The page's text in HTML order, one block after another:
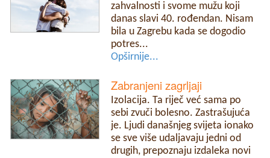
zahvalnosti i svome mužu koji
danas slavi 40. rođendan. Nisam
bila u Zagrebu kada se dogodio
potres...
Opširnije...
Zabranjeni zagrljaji
Izolacija. Ta riječ već sama po
sebi zvuči bolesno. Zastrašujuća
je. Ljudi današnjeg svijeta ionako
se sve više udaljavaju jedni od
drugih, prepoznaju izdaleka novi